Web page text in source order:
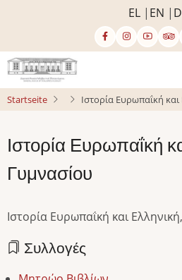
EL EN
Startseite Ιστορία Ευρωπαΐκή
Ιστορία Ευρωπαΐκή
Γυμνασίου
Ιστορία Ευρωπαΐκή και
Συλλογές